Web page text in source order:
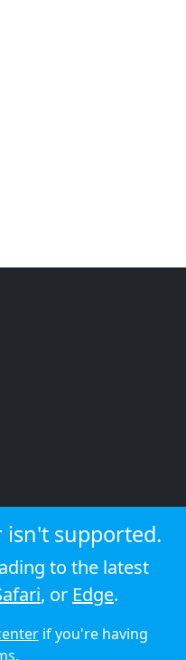
isn't supported.
to the latest
, or Edge.
if you're having